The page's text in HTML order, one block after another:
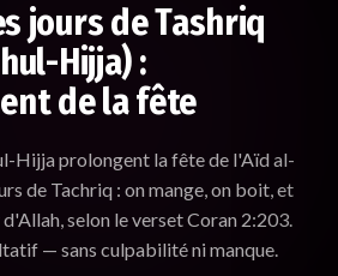
jours de Tashriq
Hijja) :
de la fête
Hijja prolongent la fête de l'Aïd al-
de Tachriq : on mange, on boit, et
selon le verset Coran 2:203.
— sans culpabilité ni manque.
*
email. Ex. : abc@xyz.com
les e-mails inspirants de RaHma-TV et
de confidentialité.*